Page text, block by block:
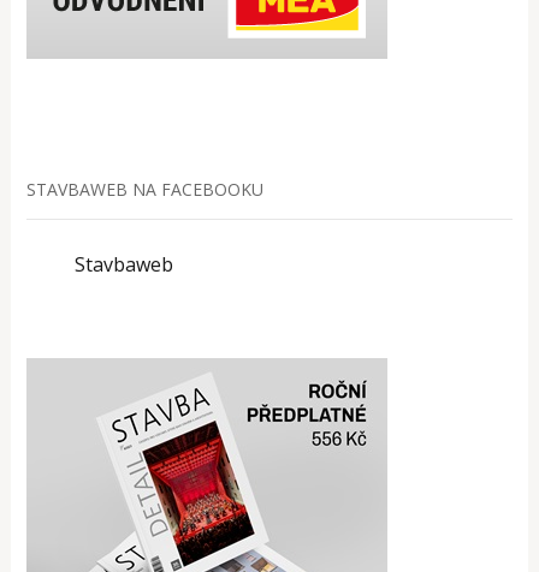
STAVBAWEB NA FACEBOOKU
Stavbaweb